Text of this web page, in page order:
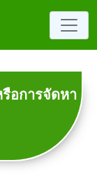
อการจัดหา